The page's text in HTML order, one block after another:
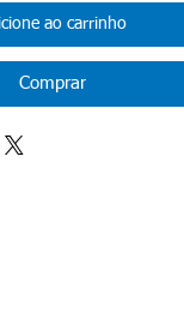
ao carrinho
Comprar